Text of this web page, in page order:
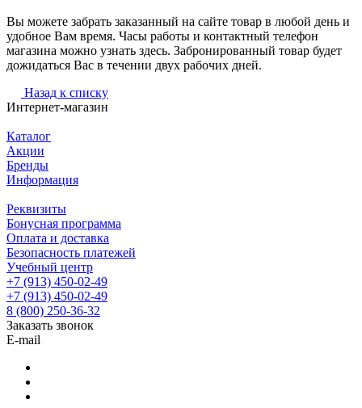
Вы можете забрать заказанный на сайте товар в любой день и
удобное Вам время. Часы работы и контактный телефон
магазина можно узнать здесь. Забронированный товар будет
дожидаться Вас в течении двух рабочих дней.
Назад к списку
Интернет-магазин
Каталог
Акции
Бренды
Информация
Реквизиты
Бонусная программа
Оплата и доставка
Безопасность платежей
Учебный центр
+7 (913) 450-02-49
+7 (913) 450-02-49
8 (800) 250-36-32
Заказать звонок
E-mail